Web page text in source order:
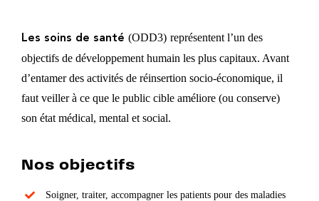
Les soins de santé (ODD3) représentent l’un des
objectifs de développement humain les plus capitaux. Avant
d’entamer des activités de réinsertion socio-économique, il
faut veiller à ce que le public cible améliore (ou conserve)
son état médical, mental et social.
Nos objectifs
Soigner, traiter, accompagner les patients pour des maladies